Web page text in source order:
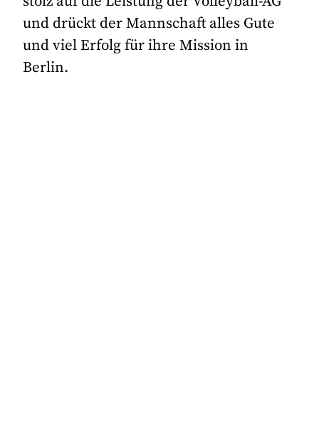
und drückt der Mannschaft alles Gute
und viel Erfolg für ihre Mission in
Berlin.